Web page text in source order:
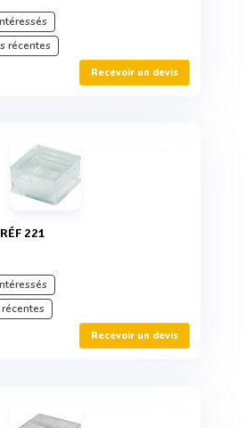
récentes
Recevoir un devis
RÉF 221
Recevoir un devis